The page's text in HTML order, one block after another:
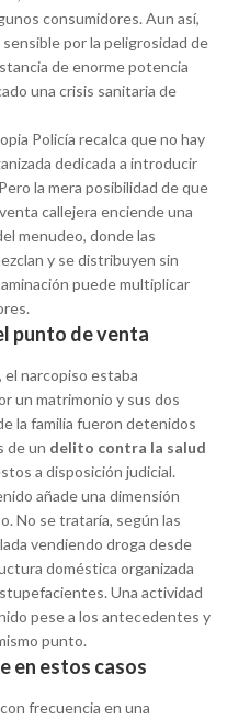
consumidores. Aun así,
por la peligrosidad de
de enorme potencia
una crisis sanitaria de
Policía recalca que no hay
dedicada a introducir
la mera posibilidad de que
callejera enciende una
menudeo, donde las
y se distribuyen sin
puede multiplicar
punto de venta
el narcopiso estaba
un matrimonio y sus dos
la familia fueron detenidos
de un delito contra la salud
a disposición judicial.
añade una dimensión
No se trataría, según las
vendiendo droga desde
doméstica organizada
Una actividad
pese a los antecedentes y
punto.
en estos casos
frecuencia en una